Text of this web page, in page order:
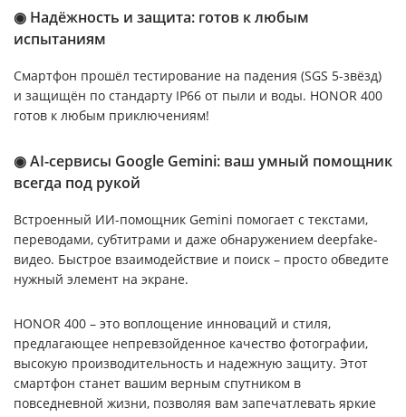
◉ Надёжность и защита: готов к любым
испытаниям
Смартфон прошёл тестирование на падения (SGS 5-звёзд)
и защищён по стандарту IP66 от пыли и воды. HONOR 400
готов к любым приключениям!
◉ AI-сервисы Google Gemini: ваш умный помощник
всегда под рукой
Встроенный ИИ-помощник Gemini помогает с текстами,
переводами, субтитрами и даже обнаружением deepfake-
видео. Быстрое взаимодействие и поиск – просто обведите
нужный элемент на экране.
HONOR 400 – это воплощение инноваций и стиля,
предлагающее непревзойденное качество фотографии,
высокую производительность и надежную защиту. Этот
смартфон станет вашим верным спутником в
повседневной жизни, позволяя вам запечатлевать яркие